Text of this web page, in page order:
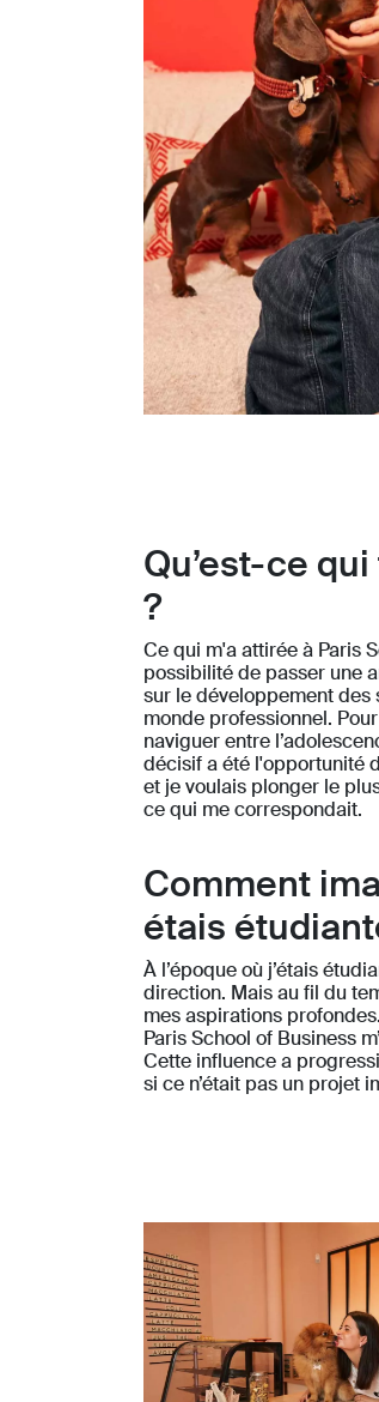
Qu’est-ce
?
Ce qui m'a attirée à Paris
possibilité de passer une
sur le développement des
monde professionnel.
naviguer entre
décisif a été l'opportunité
et je voulais plonger le
ce qui me correspondait.
Comment
étais
À l’époque où j’étais
direction. Mais au fil du
mes aspirations
Paris School of Business
Cette influence a
si ce n’était pas un projet